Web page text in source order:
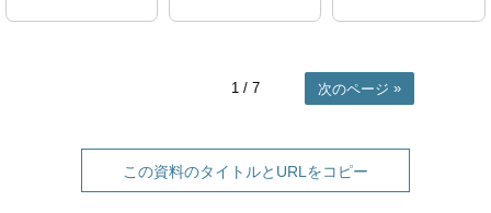
1 / 7 次のページ
この資料のタイトルとURLをコピー